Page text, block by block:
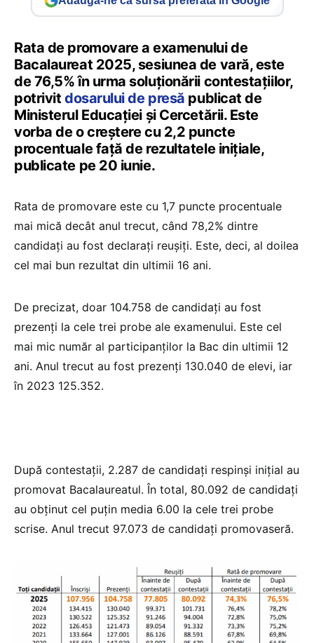
Rata de promovare a examenului de
Bacalaureat 2025, sesiunea de vară, este
de 76,5% în urma soluționării contestațiilor,
potrivit dosarului de presă publicat de
Ministerul Educației și Cercetării. Este
vorba de o creștere cu 2,2 puncte
procentuale față de rezultatele inițiale,
publicate pe 20 iunie.
Rata de promovare este cu 1,7 puncte procentuale
mai mică decât anul trecut, când 78,2% dintre
candidați au fost declarați reușiți. Este, deci, al doilea
cel mai bun rezultat din ultimii 16 ani.
De precizat, doar 104.758 de candidați au fost
prezenți la cele trei probe ale examenului. Este cel
mai mic număr al participanților la Bac din ultimii 12
ani. Anul trecut au fost prezenți 130.040 de elevi, iar
în 2023 125.352.
După contestații, 2.287 de candidați respinși inițial au
promovat Bacalaureatul. În total, 80.092 de candidați
au obținut cel puțin media 6.00 la cele trei probe
scrise. Anul trecut 97.073 de candidați promovaseră.